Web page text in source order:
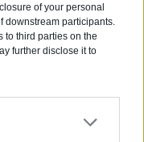
of your personal
downstream participants.
to third parties on the
further disclose it to